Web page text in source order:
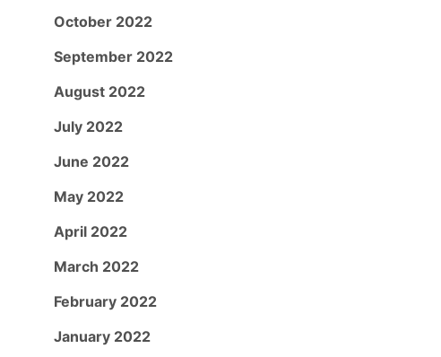
October 2022
September 2022
August 2022
July 2022
June 2022
May 2022
April 2022
March 2022
February 2022
January 2022